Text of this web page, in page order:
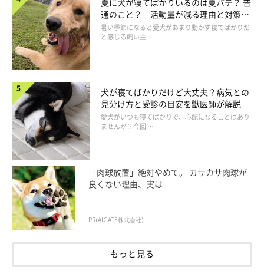
通のこと？ 活動量が減る理由と対策と
は
暑い季節になると愛犬があまり動かず寝てばかりだ
と感じる飼い主 …
犬が寝てばかりだけど大丈夫？病気との
見分け方と受診の目安を獣医師が解説
愛犬がいつも寝てばかりで、心配になることはあり
ませんか？今回 …
「肉球放置」絶対やめて。 カサカサ肉球が
良くない理由、実は...
PR(AIGATE株式会社)
もっと見る